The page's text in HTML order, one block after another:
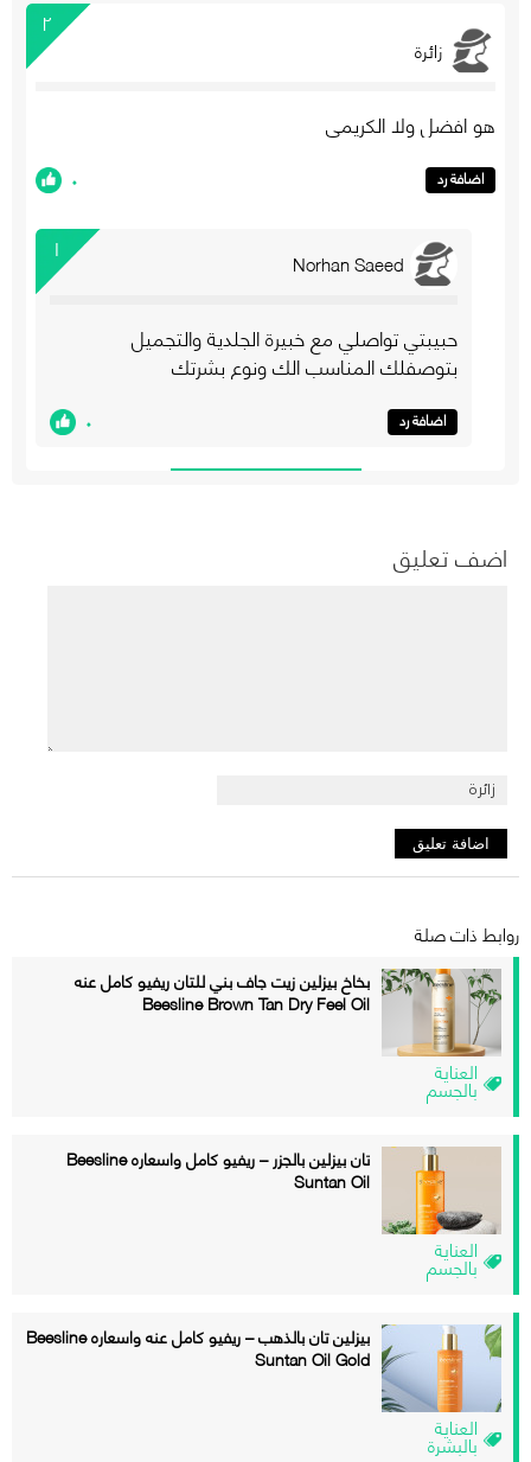
٢
زائرة
هو افضل ولا الكريمي
اضافة رد ٠
١ Norhan Saeed
حبيبتي تواصلي مع خبيرة الجلدية والتجميل
بتوصفلك المناسب الك ونوع بشرتك
اضافة رد ٠
اضف تعليق
روابط ذات صلة
العناية
بالجسم
بخاخ بيزلين زيت جاف بني للتان ريفيو كامل عنه
Beesline Brown Tan Dry Feel Oil
العناية
بالجسم
تان بيزلين بالجزر – ريفيو كامل واسعاره Beesline
Suntan Oil
العناية
بالبشرة
بيزلين تان بالذهب – ريفيو كامل عنه واسعاره Beesline
Suntan Oil Gold